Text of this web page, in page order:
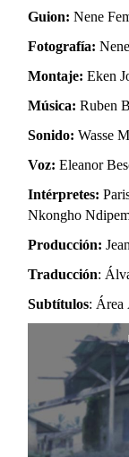
Guion: Nene
Fotografía:
Montaje: Eken
Música: Ruben
Sonido: Wasse
Voz: Eleanor
Intérpretes:
Nkongho
Producción:
Traducción:
Subtítulos: Área